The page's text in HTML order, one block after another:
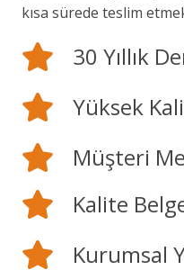
kısa sürede teslim
30 Yıllık
Yüksek
Müşteri
Kalite
Kurumsal